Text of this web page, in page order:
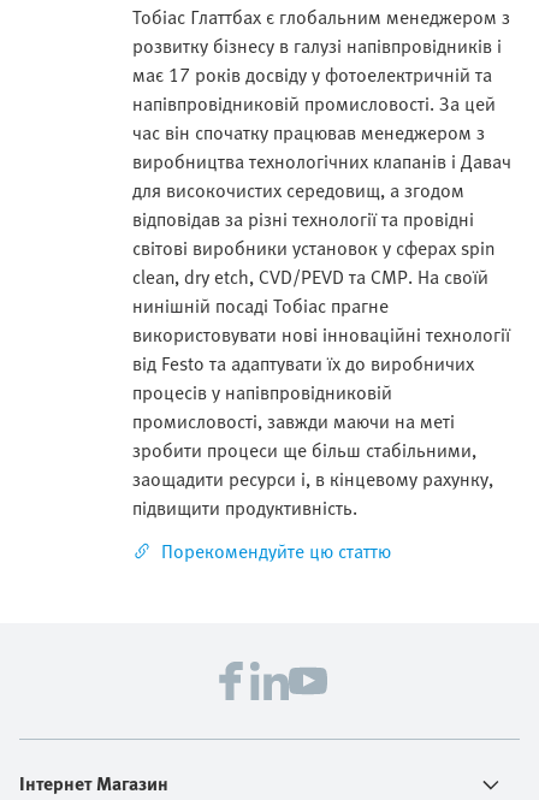
Тобіас Глаттбах є глобальним менеджером з
розвитку бізнесу в галузі напівпровідників і
має 17 років досвіду у фотоелектричній та
напівпровідниковій промисловості. За цей
час він спочатку працював менеджером з
виробництва технологічних клапанів і Давач
для високочистих середовищ, а згодом
відповідав за різні технології та провідні
світові виробники установок у сферах spin
clean, dry etch, CVD/PEVD та CMP. На своїй
нинішній посаді Тобіас прагне
використовувати нові інноваційні технології
від Festo та адаптувати їх до виробничих
процесів у напівпровідниковій
промисловості, завжди маючи на меті
зробити процеси ще більш стабільними,
заощадити ресурси і, в кінцевому рахунку,
підвищити продуктивність.
Порекомендуйте цю статтю
Інтернет Магазин